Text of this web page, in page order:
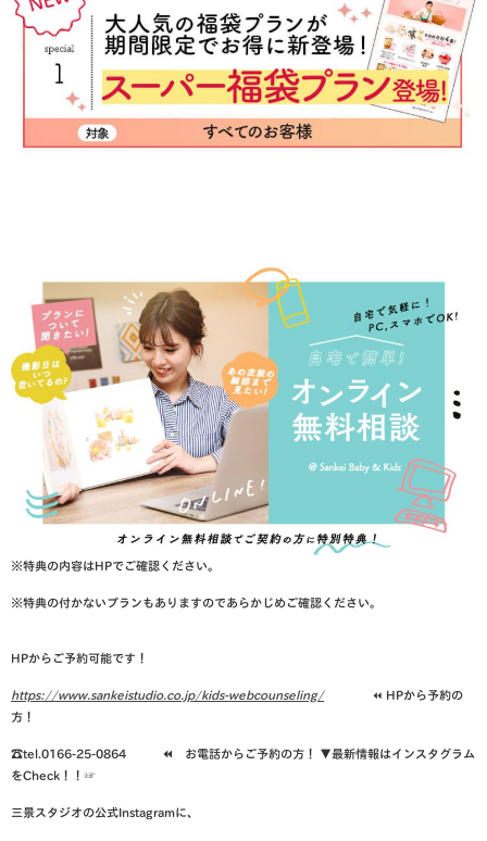
※特典の内容はHPでご確認ください。
※特典の付かないプランもありますのであらかじめご確認ください。
HPからご予約可能です！
https://www.sankeistudio.co.jp/kids-webcounseling/⏪ HPから予約の
方！
☎️tel.0166-25-0864 ⏪ お電話からご予約の方！
▼最新情報はインスタグラム
をCheck！！☞
三景スタジオの公式Instagramに、